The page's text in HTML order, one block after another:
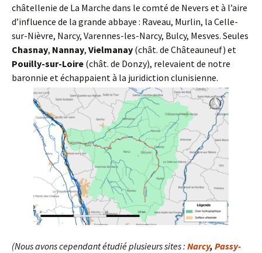
châtellenie de La Marche dans le comté de Nevers et à l’aire
d’influence de la grande abbaye : Raveau, Murlin, la Celle-
sur-Nièvre, Narcy, Varennes-les-Narcy, Bulcy, Mesves. Seules
Chasnay, Nannay, Vielmanay (chât. de Châteauneuf) et
Pouilly-sur-Loire (chât. de Donzy), relevaient de notre
baronnie et échappaient à la juridiction clunisienne.
(Nous avons cependant étudié plusieurs sites : Narcy, Passy-